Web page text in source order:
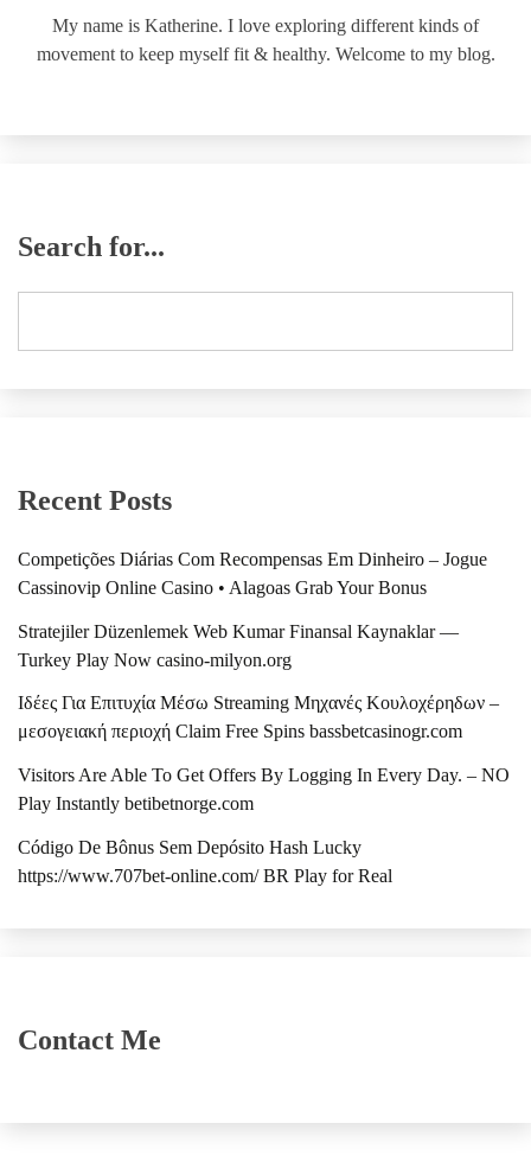
My name is Katherine. I love exploring different kinds of
movement to keep myself fit & healthy. Welcome to my blog.
Search for...
Recent Posts
Competições Diárias Com Recompensas Em Dinheiro – Jogue
Cassinovip Online Casino • Alagoas Grab Your Bonus
Stratejiler Düzenlemek Web Kumar Finansal Kaynaklar —
Turkey Play Now casino-milyon.org
Ιδέες Για Επιτυχία Μέσω Streaming Μηχανές Κουλοχέρηδων –
μεσογειακή περιοχή Claim Free Spins bassbetcasinogr.com
Visitors Are Able To Get Offers By Logging In Every Day. – NO
Play Instantly betibetnorge.com
Código De Bônus Sem Depósito Hash Lucky
https://www.707bet-online.com/ BR Play for Real
Contact Me